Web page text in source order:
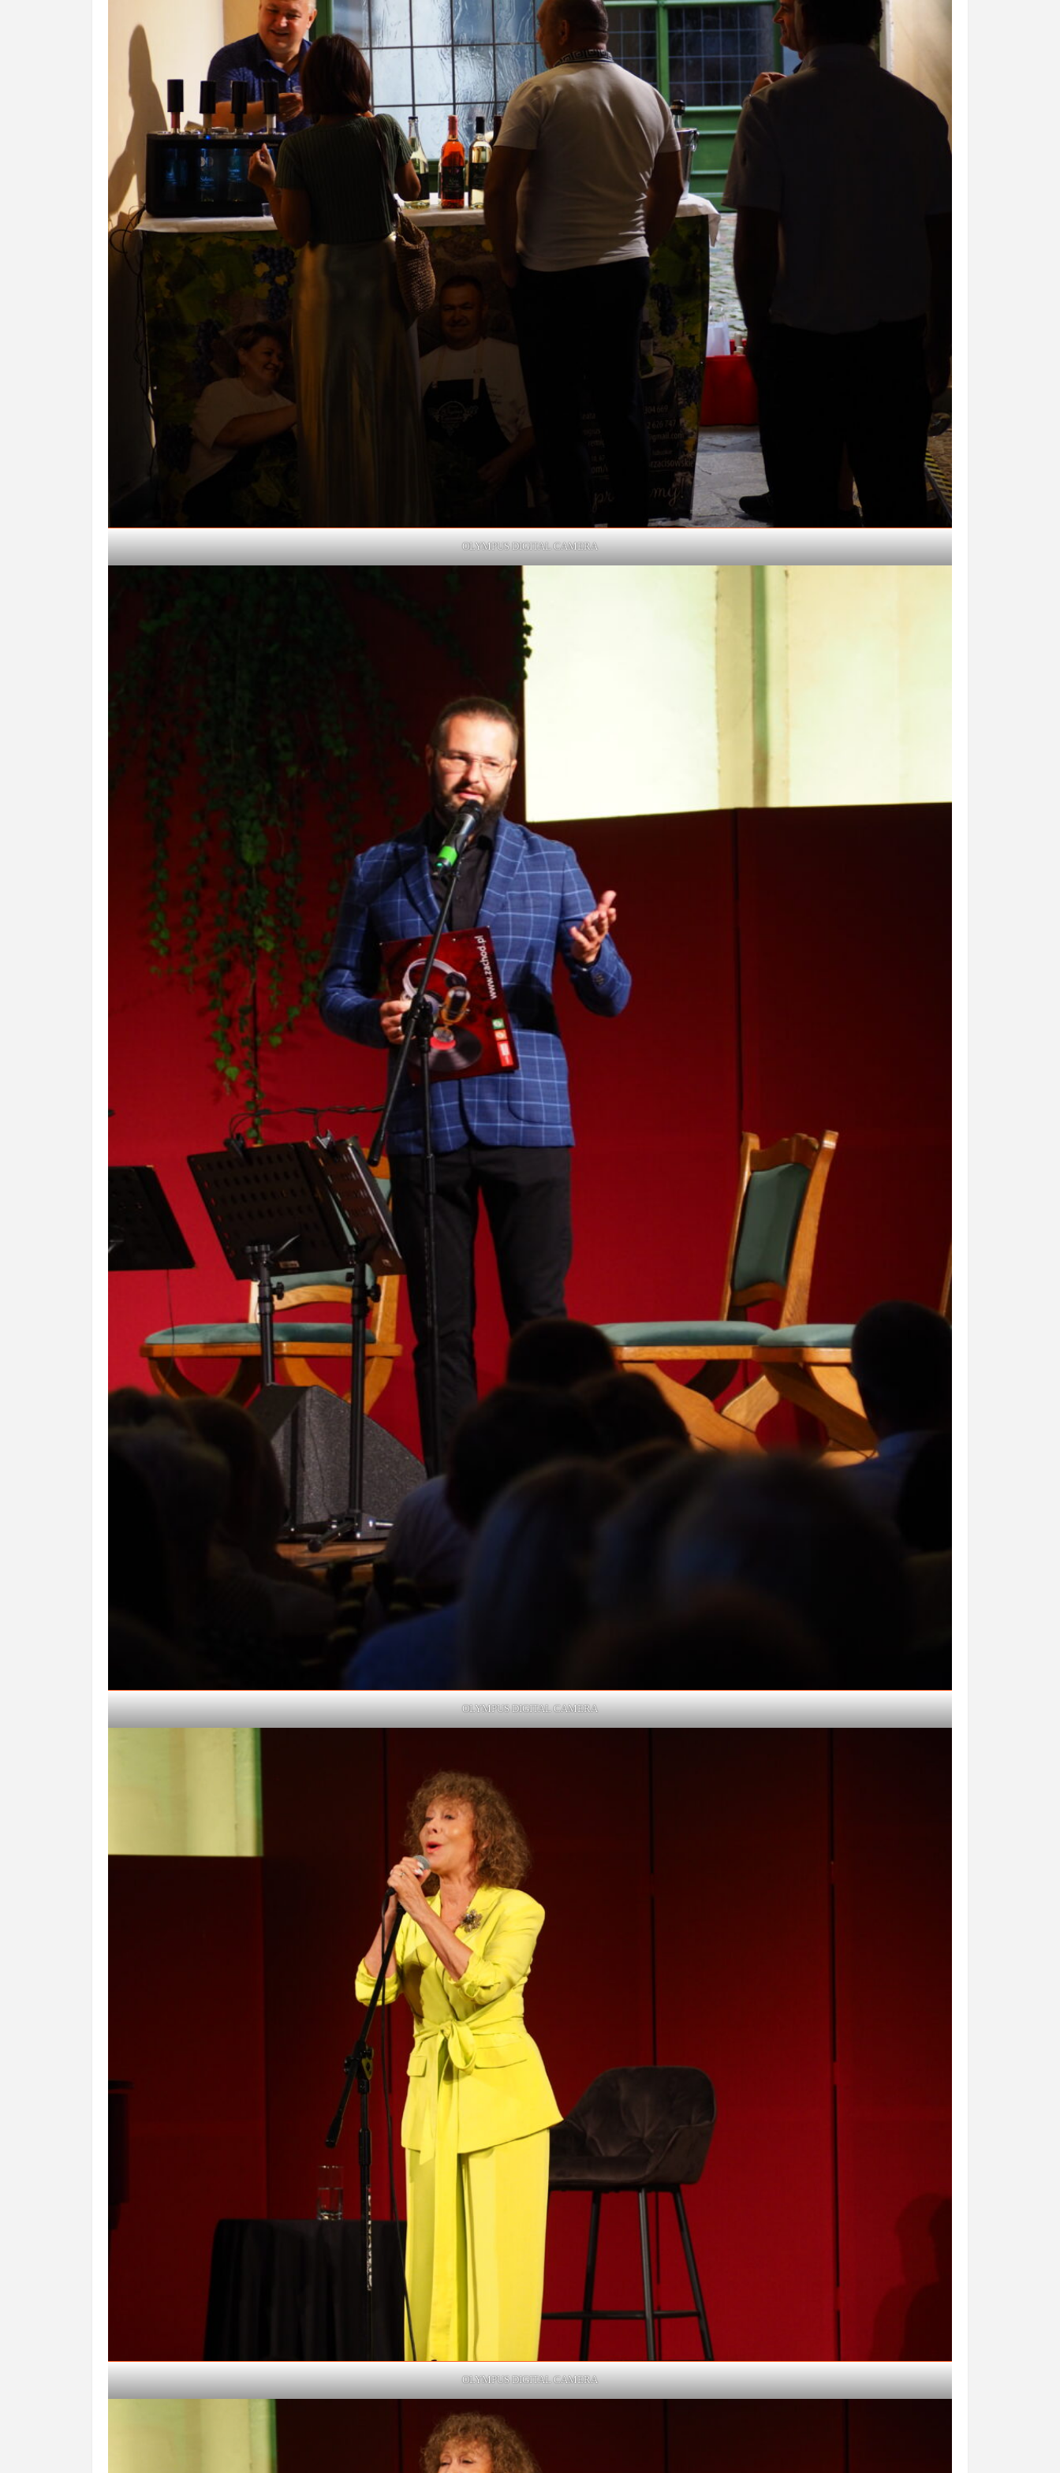
OLYMPUS DIGITAL CAMERA
OLYMPUS DIGITAL CAMERA
OLYMPUS DIGITAL CAMERA